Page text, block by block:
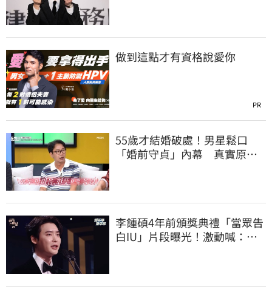
做到這點才有資格說愛你
PR
55歲才結婚破處！男星鬆口
「婚前守貞」內幕 真實原因
李鍾碩4年前頒獎典禮「當眾告
白IU」片段曝光！激動喊：很